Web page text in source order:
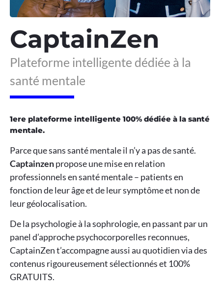
CaptainZen
Plateforme intelligente dédiée à la
santé mentale
1ere plateforme intelligente 100% dédiée à la santé
mentale.
Parce que sans santé mentale il n’y a pas de santé.
Captainzenpropose une mise en relation
professionnels en santé mentale – patients en
fonction de leur âge et de leur symptôme et non de
leur géolocalisation.
De la psychologie à la sophrologie, en passant par un
panel d’approche psychocorporelles reconnues,
CaptainZen t’accompagne aussi au quotidien via des
contenus rigoureusement sélectionnés et 100%
GRATUITS.